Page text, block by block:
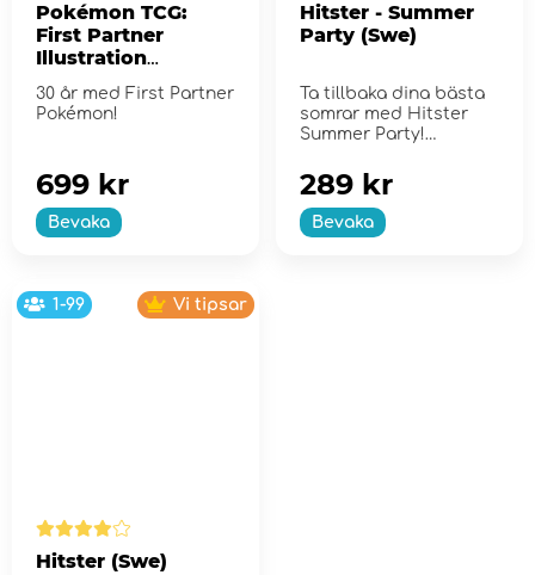
Pokémon TCG:
First Partner
Illustration
Collection - Series
2
30 år med First Partner
Pokémon!
Bevaka
699 kr
Hitster - Summer
Party (Swe)
Ta tillbaka dina bästa
somrar med Hitster
Summer Party!
Bevaka
289 kr
1-99 Vi tipsar
Hitster (Swe)